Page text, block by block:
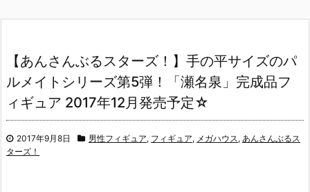
【あんさんぶるスターズ！】手の平サイズのパ
ルメイトシリーズ第5弾！「瀬名泉」完成品フ
ィギュア 2017年12月発売予定☆
2017年9月8日 男性フィギュア, フィギュア, メガハウス, あんさんぶるス
ターズ！